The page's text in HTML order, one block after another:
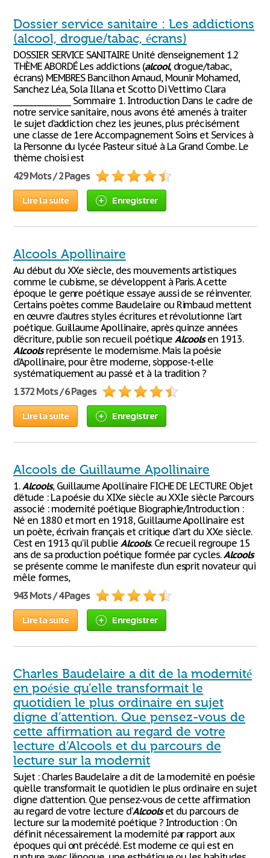
Dossier service sanitaire : Les addictions
(alcool, drogue/tabac, écrans)
DOSSIER SERVICE SANITAIRE Unité d’enseignement 1.2
THÈME ABORDÉ Les addictions (alcool, drogue/tabac,
écrans) MEMBRES Bancilhon Arnaud, Mounir Mohamed,
Sanchez Léa, Sola Illana et Scotto Di Vettimo Clara
________________ Sommaire 1. Introduction Dans le cadre de
notre service sanitaire, nous avons été amenés à traiter
le sujet d’addiction chez les jeunes, plus précisément
une classe de 1ere Accompagnement Soins et Services à
la Personne du lycée Pasteur situé à La Grand Combe. Le
thème choisi est
429 Mots / 2 Pages
Lire la suite Enregistrer
Alcools Apollinaire
Au début du XXe siècle, des mouvements artistiques
comme le cubisme, se développent à Paris. A cette
époque le genre poétique essaye aussi de se réinventer.
Certains poètes comme Baudelaire ou Rimbaud mettent
en œuvre d’autres styles écritures et révolutionne l’art
poétique. Guillaume Apollinaire, après quinze années
d’écriture, publie son recueil poétiqueAlcoolsen 1913.
Alcoolsreprésente le modernisme. Mais la poésie
d’Apollinaire, pour être moderne, s’oppose-t-elle
systématiquement au passé et à la tradition ?
1 372 Mots / 6 Pages
Lire la suite Enregistrer
Alcools de Guillaume Apollinaire
1.Alcools, Guillaume Apollinaire FICHE DE LECTURE Objet
d’étude : La poésie du XIXe siècle au XXIe siècle Parcours
associé : modernité poétique Biographie/Introduction :
Né en 1880 et mort en 1918, Guillaume Apollinaire est
un poète, écrivain français et critique d'art du XXe siècle.
C’est en 1913 qu’il publie Alcools. Ce recueil regroupe 15
ans de sa production poétique formée par cycles.Alcools
se présente comme le manifeste d’un esprit novateur qui
mêle formes,
943 Mots / 4 Pages
Lire la suite Enregistrer
Charles Baudelaire a dit de la modernité
en poésie qu’elle transformait le
quotidien le plus ordinaire en sujet
digne d’attention. Que pensez-vous de
cette affirmation au regard de votre
lecture d’Alcools et du parcours de
lecture sur la modernit
Sujet : Charles Baudelaire a dit de la modernité en poésie
qu’elle transformait le quotidien le plus ordinaire en sujet
digne d’attention. Que pensez-vous de cette affirmation
au regard de votre lecture d’Alcoolset du parcours de
lecture sur la modernité poétique ? Introduction : On
définit nécessairement la modernité par rapport aux
époques qui ont précédé. Est moderne ce qui est en